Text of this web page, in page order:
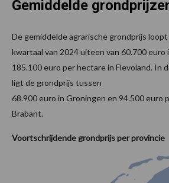
Gemiddelde
De gemiddelde agrarische grondprijs
kwartaal van 2024 uiteen van 60.700 euro
185.100 euro per hectare in Flevoland. In
ligt de grondprijs tussen
68.900 euro in Groningen en 94.500 euro
Brabant.
Voortschrijdende grondprijs per provincie